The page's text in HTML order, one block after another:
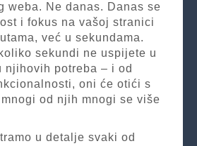
weba. Ne danas. Danas se
i fokus na vašoj stranici
već u sekundama.
sekundi ne uspijete u
njihovih potreba – i od
oni će otići s
od njih mnogi se više
u detalje svaki od